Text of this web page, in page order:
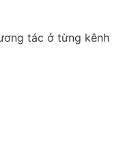
tác ở từng kênh